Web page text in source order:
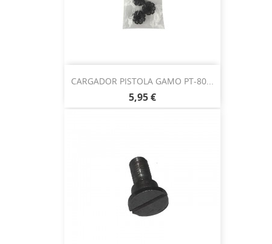
CARGADOR PISTOLA GAMO PT-80...
5,95 €